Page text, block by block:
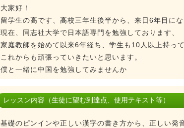
大家好！
留学生の高です、高校三年生後半から、来日6年目にな
現在、同志社大学で日本語専門を勉強しております、
家庭教師を始めて以来6年経ち、学生も10人以上持って
これからも頑張っていきたいと思います。
僕と一緒に中国を勉強してみませんか
レッスン内容（生徒に望む到達点、使用テキスト等）
基礎のピンインや正しい漢字の書き方から、正しい発